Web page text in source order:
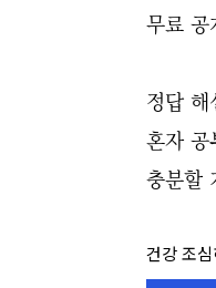
무료 공
정답 해
혼자 공
충분할
건강 조